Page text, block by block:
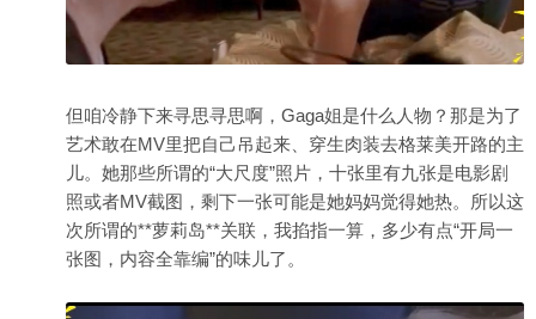
但咱冷静下来寻思寻思啊，Gaga姐是什么人物？那是为了
艺术敢在MV里把自己吊起来、穿生肉装去格莱美开路的主
儿。她那些所谓的“大尺度”照片，十张里有九张是电影剧
照或者MV截图，剩下一张可能是她妈妈觉得她热。所以这
次所谓的**萝莉岛**关联，我掐指一算，多少有点“开局一
张图，内容全靠编”的味儿了。